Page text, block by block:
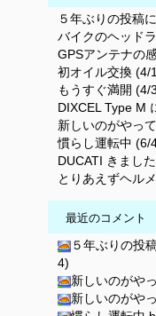
５年ぶりの投稿
バイクのヘッド
GPSアンテナの
初オイル交換 (4/
もうすぐ満開 (4/
DIXCEL Type M
新しいのがやっ
慣らし運転中 (6/
DUCATI きまし
とりあえずヘル
最近のコメント
５年ぶりの投
4)
新しいのがや
新しいのがや